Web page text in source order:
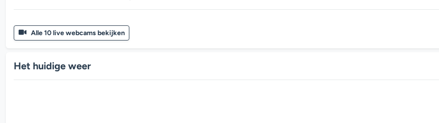
Alle 10 live webcams bekijken
Het huidige weer